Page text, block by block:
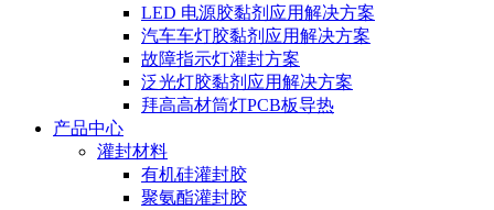
LED 电源胶黏剂应用解决方案
汽车车灯胶黏剂应用解决方案
故障指示灯灌封方案
泛光灯胶黏剂应用解决方案
拜高高材筒灯PCB板导热
产品中心
灌封材料
有机硅灌封胶
聚氨酯灌封胶